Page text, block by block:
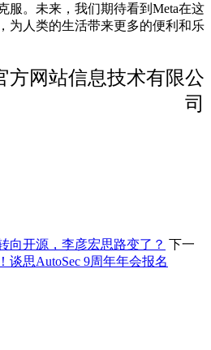
服。未来，我们期待看到Meta在这
为人类的生活带来更多的便利和乐
方网站信息技术有限公
司
向开源，李彦宏思路变了？ 下一
谈思AutoSec 9周年年会报名